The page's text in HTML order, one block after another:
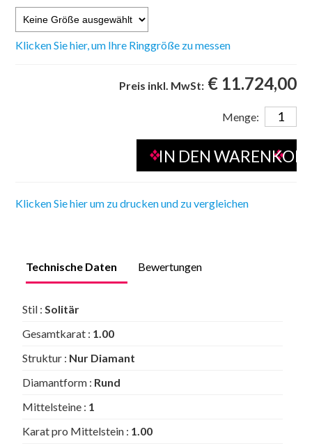
Klicken Sie hier, um Ihre Ringgröße zu messen
Preis inkl. MwSt: € 11.724,00
Menge:
Klicken Sie hier um zu drucken und zu vergleichen
Technische Daten Bewertungen
Stil :Solitär
Gesamtkarat : 1.00
Struktur : Nur Diamant
Diamantform : Rund
Mittelsteine : 1
Karat pro Mittelstein : 1.00